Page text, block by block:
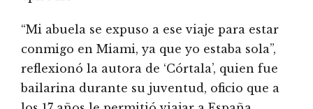
“Mi abuela se expuso a ese viaje para estar
conmigo en Miami, ya que yo estaba sola”,
reflexionó la autora de ‘Córtala’, quien fue
bailarina durante su juventud, oficio que a